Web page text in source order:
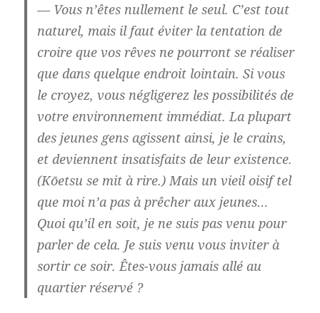
— Vous n’êtes nullement le seul. C’est tout
naturel, mais il faut éviter la tentation de
croire que vos rêves ne pourront se réaliser
que dans quelque endroit lointain. Si vous
le croyez, vous négligerez les possibilités de
votre environnement immédiat. La plupart
des jeunes gens agissent ainsi, je le crains,
et deviennent insatisfaits de leur existence.
(Kōetsu se mit à rire.) Mais un vieil oisif tel
que moi n’a pas à prêcher aux jeunes…
Quoi qu’il en soit, je ne suis pas venu pour
parler de cela. Je suis venu vous inviter à
sortir ce soir. Êtes-vous jamais allé au
quartier réservé ?